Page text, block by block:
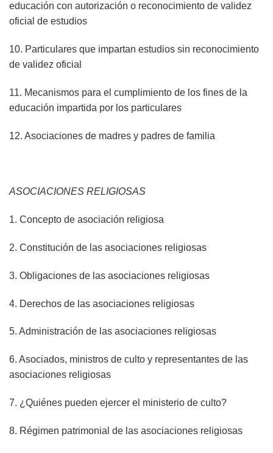
educación con autorización o reconocimiento de validez
oficial de estudios
10. Particulares que impartan estudios sin reconocimiento
de validez oficial
11. Mecanismos para el cumplimiento de los fines de la
educación impartida por los particulares
12. Asociaciones de madres y padres de familia
ASOCIACIONES RELIGIOSAS
1. Concepto de asociación religiosa
2. Constitución de las asociaciones religiosas
3. Obligaciones de las asociaciones religiosas
4. Derechos de las asociaciones religiosas
5. Administración de las asociaciones religiosas
6. Asociados, ministros de culto y representantes de las
asociaciones religiosas
7. ¿Quiénes pueden ejercer el ministerio de culto?
8. Régimen patrimonial de las asociaciones religiosas